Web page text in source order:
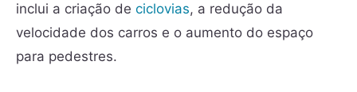
inclui a criação de ciclovias, a redução da
velocidade dos carros e o aumento do espaço
para pedestres.